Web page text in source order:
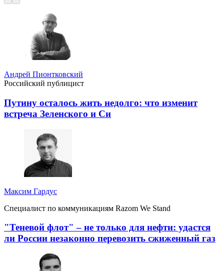
Андрей Пионтковский
Российский публицист
Путину осталось жить недолго: что изменит
встреча Зеленского и Си
Максим Гардус
Специалист по коммуникациям Razom We Stand
"Теневой флот" – не только для нефти: удастся
ли России незаконно перевозить сжиженный газ